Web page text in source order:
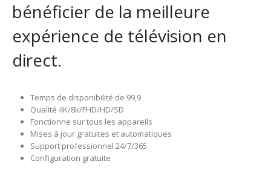
bénéficier de la meilleure
expérience de télévision en
direct.
Temps de disponibilité de 99,9
Qualité 4K/8k/FHD/HD/SD
Fonctionne sur tous les appareils
Mises à jour gratuites et automatiques
Support professionnel 24/7/365
Configuration gratuite